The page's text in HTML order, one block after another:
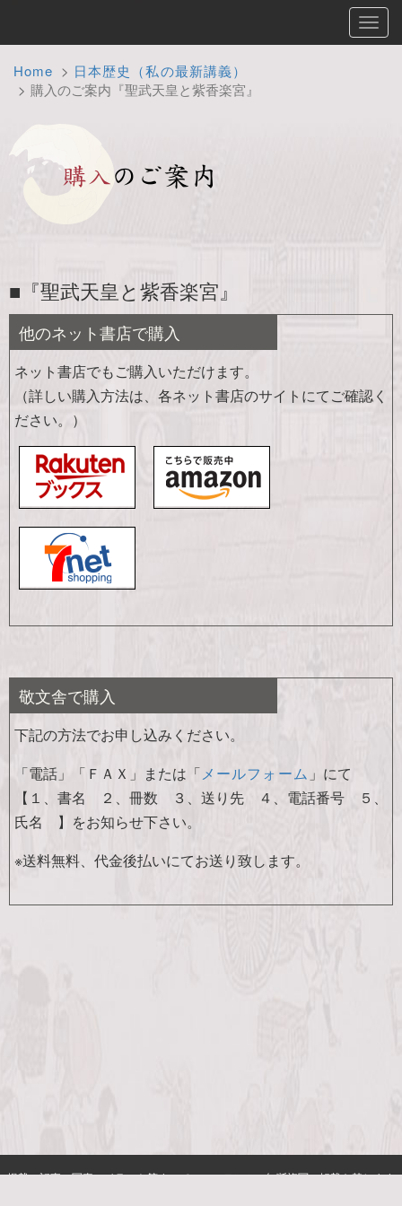
Home
日本歴史（私の最新講義）
購入のご案内『聖武天皇と紫香楽宮』
■『聖武天皇と紫香楽宮』
他のネット書店で購入
ネット書店でもご購入いただけます。
（詳しい購入方法は、各ネット書店のサイトにてご確認く
ださい。）
敬文舎で購入
下記の方法でお申し込みください。
「電話」「ＦＡＸ」または「メールフォーム 」にて
【１、書名 ２、冊数 ３、送り先 ４、電話番号 ５、
氏名 】をお知らせ下さい。
※送料無料、代金後払いにてお送り致します。
掲載の記事・写真・イラスト等すべてのコンテンツの無断複写・転載を禁じます